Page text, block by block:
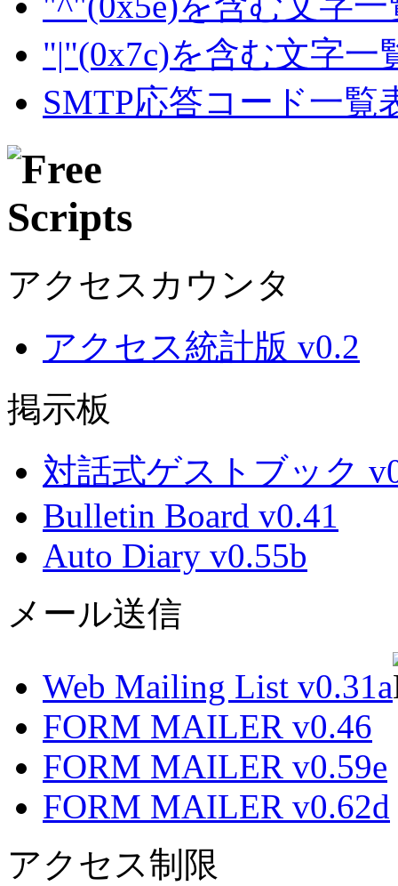
"|"(0x7c)を含む文字一
SMTP応答コード一覧
アクセスカウンタ
アクセス統計版 v0.2
掲示板
対話式ゲストブック
Bulletin Board v0.41
Auto Diary v0.55b
メール送信
Web Mailing List v0.31a
FORM MAILER v0.46
FORM MAILER v0.59e
FORM MAILER v0.62d
アクセス制限